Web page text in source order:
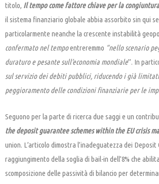
titolo, Il tempo come fattore chiave per la
il sistema finanziario globale abbia assorbito sin qui
particolarmente neanche la crescente instabilità
confermato nel tempoentreremmo “nello scenario
duraturo e pesante sull’economia mondiale”. In
sul servizio dei debiti pubblici, riducendo i già
peggioramento delle condizioni finanziarie per le
Seguono per la parte di ricerca due saggi e un
the deposit guarantee schemes within the EU crisis
union. L’articolo dimostra l’inadeguatezza dei
raggiungimento della soglia di bail-in dell’8% che
scomposizione delle passività di bilancio per